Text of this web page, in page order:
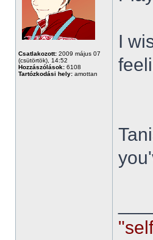
Csatlakozott: 2009 május 07
(csütörtök), 14:52
Hozzászólások: 6108
Tartózkodási hely: amottan
I